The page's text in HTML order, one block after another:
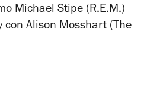
Michael Stipe (R.E.M.)
con Alison Mosshart (The